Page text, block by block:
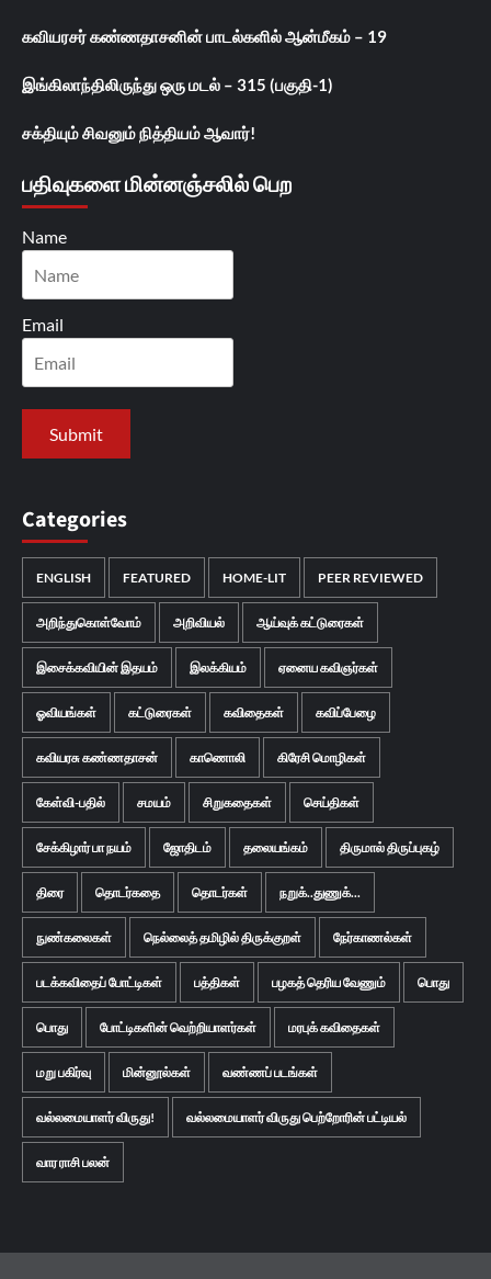
கவியரசர் கண்ணதாசனின் பாடல்களில் ஆன்மீகம் – 19
இங்கிலாந்திலிருந்து ஒரு மடல் – 315 (பகுதி-1)
சக்தியும் சிவனும் நித்தியம் ஆவார்!
பதிவுகளை மின்னஞ்சலில் பெற
Name
Email
Categories
ENGLISH FEATURED HOME-LIT PEER REVIEWED
அறிந்துகொள்வோம் அறிவியல் ஆய்வுக் கட்டுரைகள்
இசைக்கவியின் இதயம் இலக்கியம் ஏனைய கவிஞர்கள்
ஓவியங்கள் கட்டுரைகள் கவிதைகள் கவிப்பேழை
கவியரசு கண்ணதாசன் காணொலி கிரேசி மொழிகள்
கேள்வி-பதில் சமயம் சிறுகதைகள் செய்திகள்
சேக்கிழார் பா நயம் ஜோதிடம் தலையங்கம் திருமால் திருப்புகழ்
திரை தொடர்கதை தொடர்கள் நறுக்..துணுக்...
நுண்கலைகள் நெல்லைத் தமிழில் திருக்குறள் நேர்காணல்கள்
படக்கவிதைப் போட்டிகள் பத்திகள் பழகத் தெரிய வேணும் பொது
பொது போட்டிகளின் வெற்றியாளர்கள் மரபுக் கவிதைகள்
மறு பகிர்வு மின்னூல்கள் வண்ணப் படங்கள்
வல்லமையாளர் விருது! வல்லமையாளர் விருது பெற்றோரின் பட்டியல்
வார ராசி பலன்